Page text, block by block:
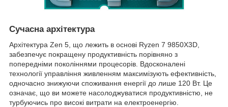
Сучасна архітектура
Архітектура Zen 5, що лежить в основі Ryzen 7 9850X3D,
забезпечує покращену продуктивність порівняно з
попередніми поколіннями процесорів. Вдосконалені
технології управління живленням максимізують ефективність,
одночасно знижуючи споживання енергії до лише 120 Вт. Це
означає, що ви можете насолоджуватися продуктивністю, не
турбуючись про високі витрати на електроенергію.